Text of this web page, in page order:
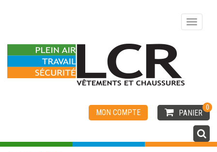
MON COMPTE PANIER
0